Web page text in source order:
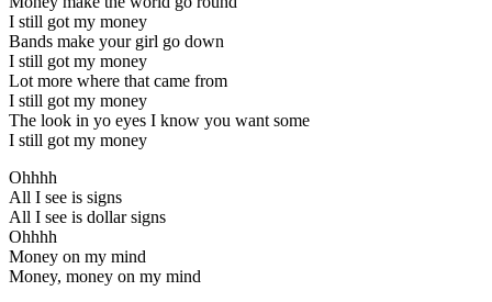
I still got my money
Bands make your girl go down
I still got my money
Lot more where that came from
I still got my money
The look in yo eyes I know you want some
I still got my money
Ohhhh
All I see is signs
All I see is dollar signs
Ohhhh
Money on my mind
Money, money on my mind